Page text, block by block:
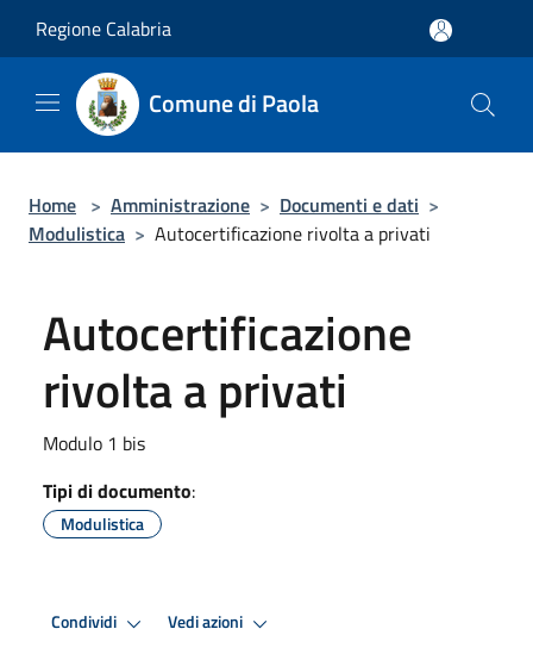
Regione Calabria
Comune di Paola
Home > Amministrazione > Documenti e dati >
Modulistica > Autocertificazione rivolta a privati
Autocertificazione
rivolta a privati
Modulo 1 bis
Tipi di documento:
Modulistica
Condividi Vedi azioni